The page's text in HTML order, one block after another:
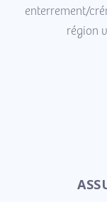
enterrement/
région